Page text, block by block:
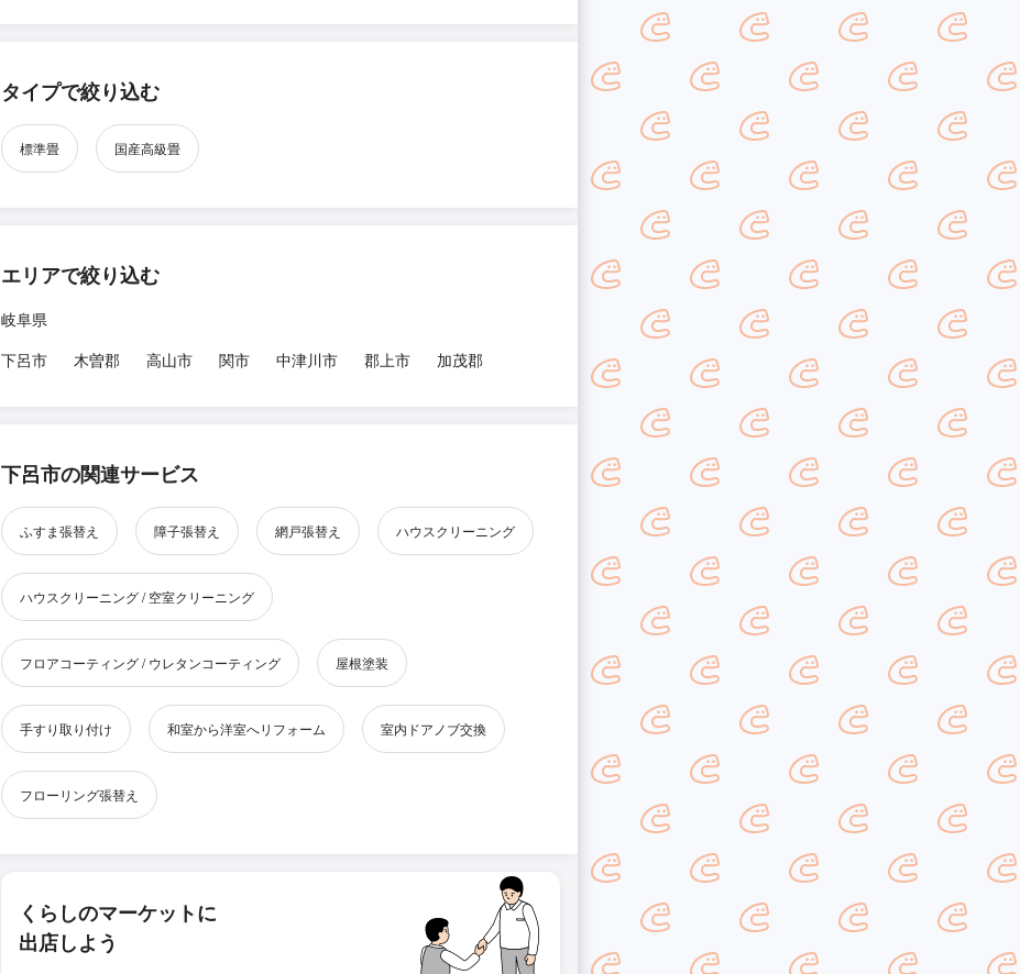
タイプで絞り込む
標準畳 国産高級畳
エリアで絞り込む
岐阜県
下呂市
木曽郡 高山市 関市 中津川市 郡上市 加茂郡
下呂市の関連サービス
ふすま張替え 障子張替え 網戸張替え ハウスクリーニング
ハウスクリーニング / 空室クリーニング
フロアコーティング / ウレタンコーティング 屋根塗装
手すり取り付け 和室から洋室へリフォーム 室内ドアノブ交換
フローリング張替え
くらしのマーケットに
出店しよう